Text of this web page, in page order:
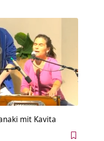
mit Kavita